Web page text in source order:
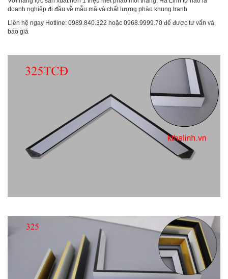
doanh nghiệp đi đầu về mẫu mã và chất lượng phào khung tranh
Liên hệ ngay Hotline: 0989.840.322 hoặc 0968.9999.70 để được tư vấn và
báo giá